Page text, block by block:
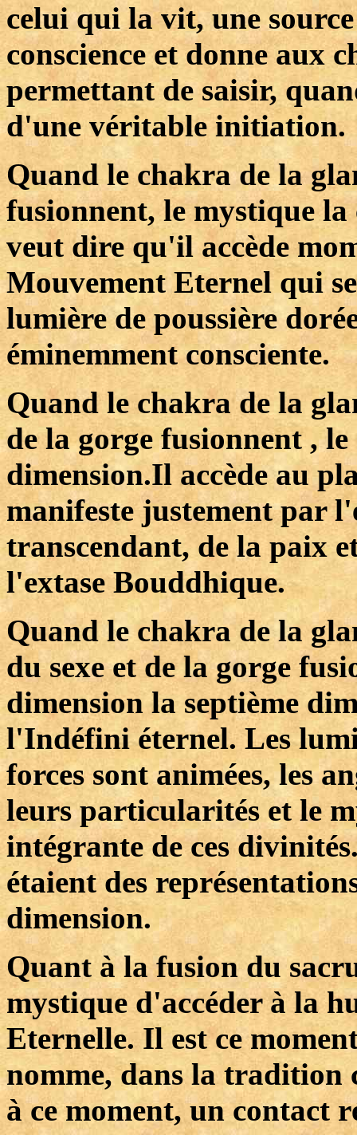
celui qui la vit, une
conscience et donne aux
permettant de saisir,
d'une véritable initiation.
Quand le chakra de la
fusionnent, le mystique
veut dire qu'il accède
Mouvement Eternel qui
lumière de poussière
éminemment consciente.
Quand le chakra de la
de la gorge fusionnent ,
dimension.Il accède au
manifeste justement par
transcendant, de la paix
l'extase Bouddhique.
Quand le chakra de la
du sexe et de la gorge
dimension la septième
l'Indéfini éternel. Les
forces sont animées, les
leurs particularités et le
intégrante de ces
étaient des
dimension.
Quant à la fusion du
mystique d'accéder à la
Eternelle. Il est ce
nomme, dans la tradition
à ce moment, un contact